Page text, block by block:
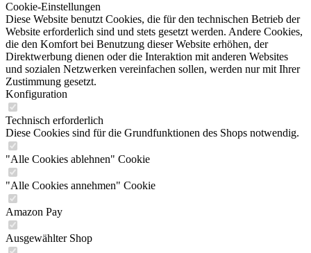
Cookie-Einstellungen
Diese Website benutzt Cookies, die für den technischen Betrieb der
Website erforderlich sind und stets gesetzt werden. Andere Cookies,
die den Komfort bei Benutzung dieser Website erhöhen, der
Direktwerbung dienen oder die Interaktion mit anderen Websites
und sozialen Netzwerken vereinfachen sollen, werden nur mit Ihrer
Zustimmung gesetzt.
Konfiguration
Technisch erforderlich
Diese Cookies sind für die Grundfunktionen des Shops notwendig.
"Alle Cookies ablehnen" Cookie
"Alle Cookies annehmen" Cookie
Amazon Pay
Ausgewählter Shop